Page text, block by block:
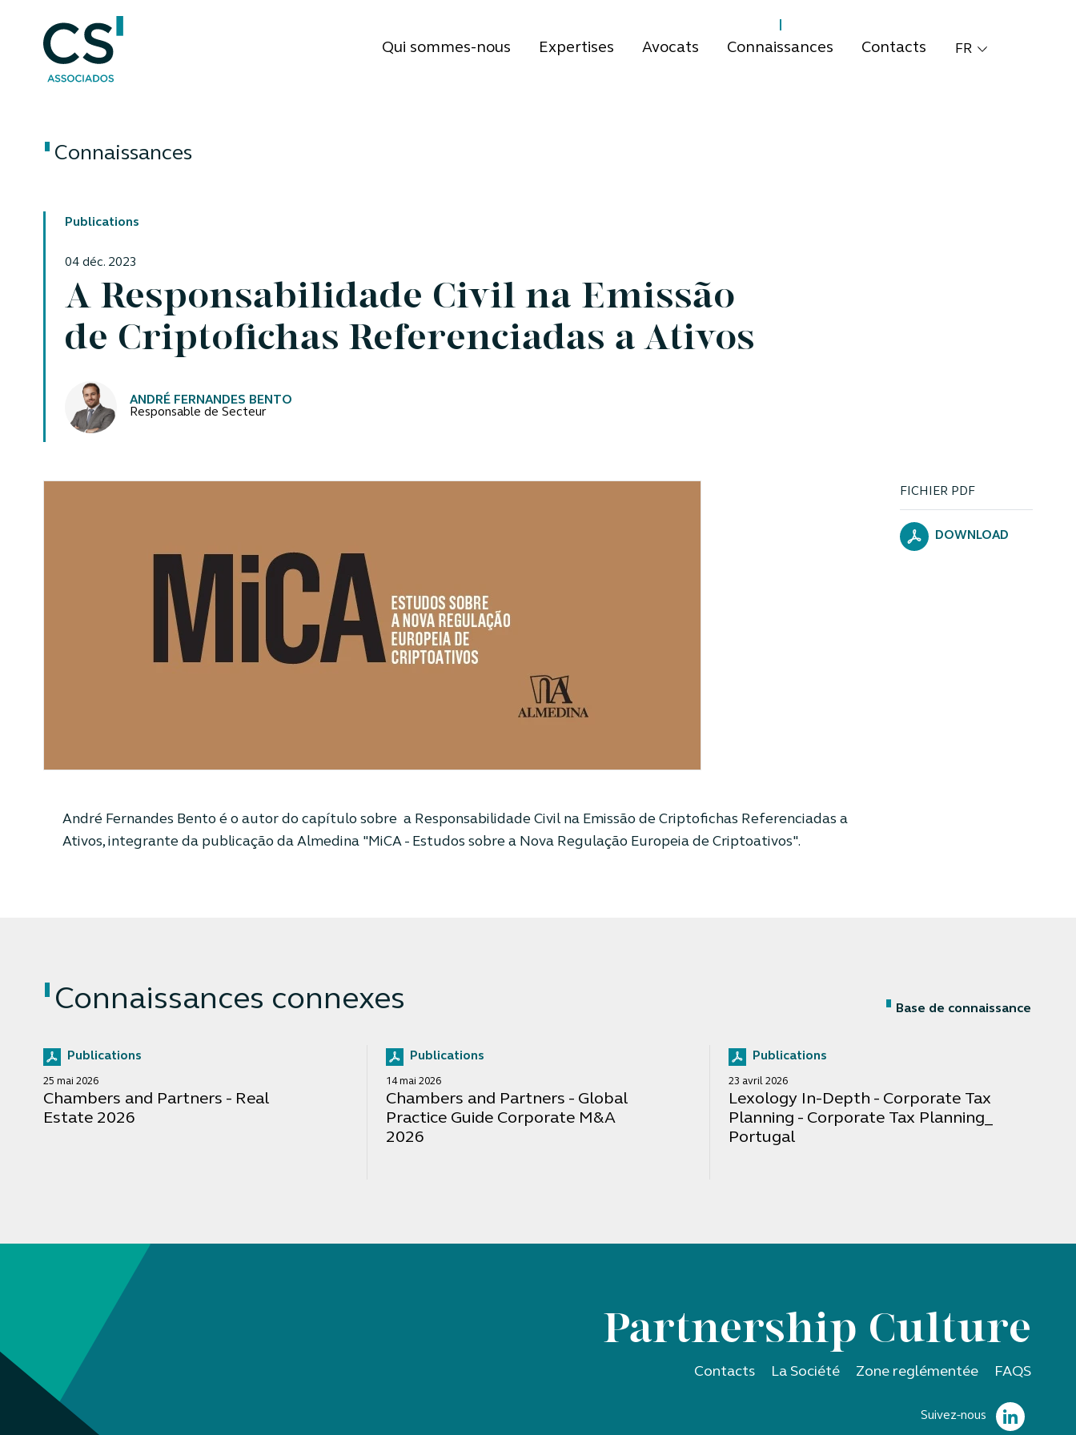
Qui sommes-nous Expertises Avocats Connaissances Contacts FR
Connaissances
Publications
04 déc. 2023
A Responsabilidade Civil na Emissão
de Criptofichas Referenciadas a Ativos
Auteurs
ANDRÉ FERNANDES BENTO
Responsable de Secteur
FICHIER PDF
DOWNLOAD
André Fernandes Bento é o autor do capítulo sobre a Responsabilidade Civil na Emissão de Criptofichas Referenciadas a
Ativos, integrante da publicação da Almedina "MiCA - Estudos sobre a Nova Regulação Europeia de Criptoativos".
Connaissances connexes Base de connaissance
Publications
25 mai 2026
Chambers and Partners - Real
Estate 2026
Publications
14 mai 2026
Chambers and Partners - Global
Practice Guide Corporate M&A
2026
Publications
23 avril 2026
Lexology In-Depth - Corporate Tax
Planning - Corporate Tax Planning_
Portugal
Partnership Culture
Contacts La Société Zone reglémentée FAQS
Suivez-nous